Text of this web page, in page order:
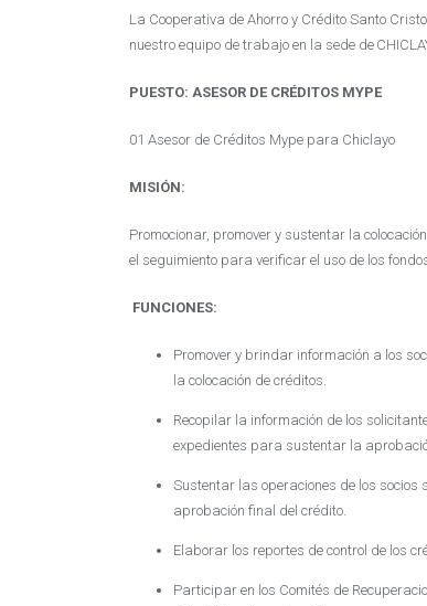
La Cooperativa de Ahorro y Crédito Santo
nuestro equipo de trabajo en la sede de
PUESTO: ASESOR DE CRÉDITOS MYPE
01 Asesor de Créditos Mype para Chiclayo
MISIÓN:
Promocionar, promover y sustentar la
el seguimiento para verificar el uso de los
FUNCIONES:
Promover y brindar información a los
la colocación de créditos.
Recopilar la información de los
expedientes para sustentar la
Sustentar las operaciones de los
aprobación final del crédito.
Elaborar los reportes de control de los
Participar en los Comités de